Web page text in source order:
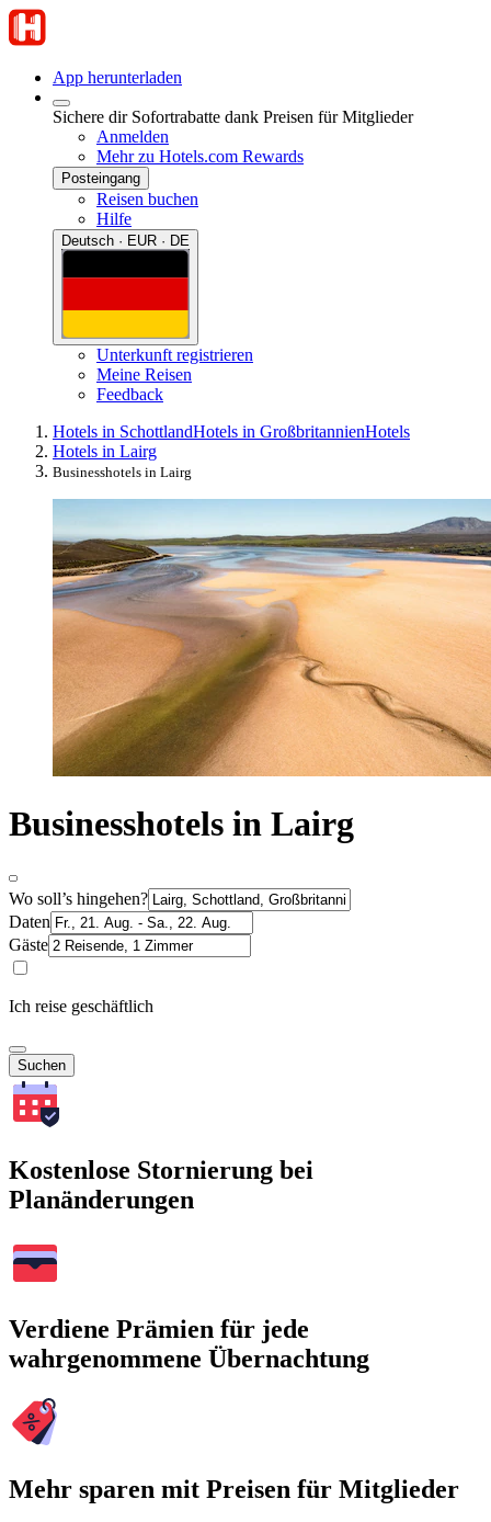
App herunterladen
Sichere dir Sofortrabatte dank Preisen für Mitglieder
Anmelden
Mehr zu Hotels.com Rewards
Posteingang
Reisen buchen
Hilfe
Deutsch · EUR · DE
Unterkunft registrieren
Meine Reisen
Feedback
Hotels in SchottlandHotels in GroßbritannienHotels
Hotels in Lairg
Businesshotels in Lairg
Businesshotels in Lairg
Wo soll’s hingehen?
Daten
Gäste
Ich reise geschäftlich
Suchen
Kostenlose Stornierung bei
Planänderungen
Verdiene Prämien für jede
wahrgenommene Übernachtung
Mehr sparen mit Preisen für Mitglieder